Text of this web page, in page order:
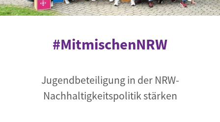
#MitmischenNRW
Jugendbeteiligung in der NRW-
Nachhaltigkeitspolitik stärken